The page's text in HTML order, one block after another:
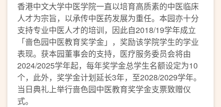
香港中文大学中医学院一直以培育高质素的中医临床
人才为宗旨，以承传中医药发展为重任。本园亦十分
支持专业中医人才的培训，因此自2018/19学年成立
「啬色园中医教育奖学金」，奖励该学院学生的学业
表现。获本园董事会的支持，医疗服务委员会将由
2024/2025学年起，每年奖学金总学生名额设定为10
个，此外，奖学金计划延长3年，至2028/2029学年。
当日典礼上举行啬色园中医教育奖学金支票致赠仪
式。